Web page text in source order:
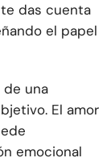
das cuenta
el papel
de una
El amor
emocional